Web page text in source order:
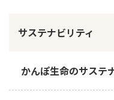
ご契約内容の確認
ご契約手続きの流
CM・オウンドメデ
サステナビリティ
かんぽ生命のサステ